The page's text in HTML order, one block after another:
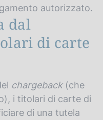
autorizzato.
dal
di carte
chargeback(che
i titolari di carte di
di una tutela